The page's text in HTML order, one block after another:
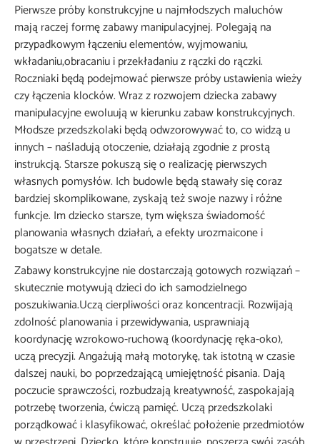
Pierwsze próby konstrukcyjne u najmłodszych maluchów
mają raczej formę zabawy manipulacyjnej. Polegają na
przypadkowym łączeniu elementów, wyjmowaniu,
wkładaniu,obracaniu i przekładaniu z rączki do rączki.
Roczniaki będą podejmować pierwsze próby ustawienia wieży
czy łączenia klocków. Wraz z rozwojem dziecka zabawy
manipulacyjne ewoluują w kierunku zabaw konstrukcyjnych.
Młodsze przedszkolaki będą odwzorowywać to, co widzą u
innych – naśladują otoczenie, działają zgodnie z prostą
instrukcją. Starsze pokuszą się o realizację pierwszych
własnych pomysłów. Ich budowle będą stawały się coraz
bardziej skomplikowane, zyskają też swoje nazwy i różne
funkcje. Im dziecko starsze, tym większa świadomość
planowania własnych działań, a efekty urozmaicone i
bogatsze w detale.
Zabawy konstrukcyjne nie dostarczają gotowych rozwiązań –
skutecznie motywują dzieci do ich samodzielnego
poszukiwania.Uczą cierpliwości oraz koncentracji. Rozwijają
zdolność planowania i przewidywania, usprawniają
koordynację wzrokowo-ruchową (koordynację ręka-oko),
uczą precyzji. Angażują małą motorykę, tak istotną w czasie
dalszej nauki, bo poprzedzającą umiejętność pisania. Dają
poczucie sprawczości, rozbudzają kreatywność, zaspokajają
potrzebę tworzenia, ćwiczą pamięć. Uczą przedszkolaki
porządkować i klasyfikować, określać położenie przedmiotów